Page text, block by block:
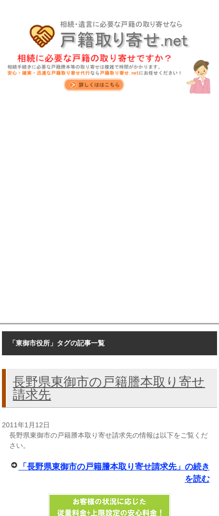
「東御市役所」タグの記事一覧
長野県東御市の戸籍謄本取り寄せ
請求先
2011年1月12日
長野県東御市の戸籍謄本取り寄せ請求先の情報は以下をご覧くだ
さい。
「長野県東御市の戸籍謄本取り寄せ請求先」の続き
を読む